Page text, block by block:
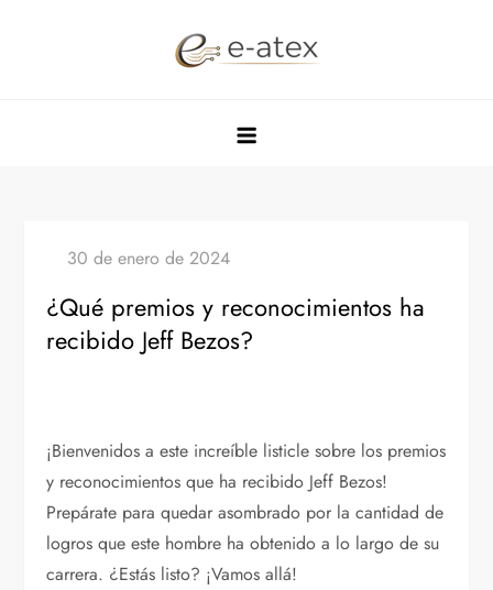
¿Qué premios y reconocimientos ha
recibido Jeff Bezos?
¡Bienvenidos a este increíble listicle sobre los premios
y reconocimientos que ha recibido Jeff Bezos!
Prepárate para quedar asombrado por la cantidad de
logros que este hombre ha obtenido a lo largo de su
carrera. ¿Estás listo? ¡Vamos allá!